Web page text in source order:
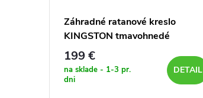
Záhradné ratanové kreslo
KINGSTON tmavohnedé
199 €
na sklade - 1-3 pr.
dni
DETAIL